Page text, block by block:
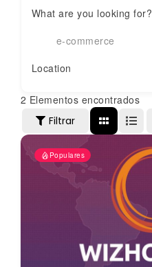
What are you looking for?
e-commerce
Location
2 Elementos encontrados
Filtrar
Populares